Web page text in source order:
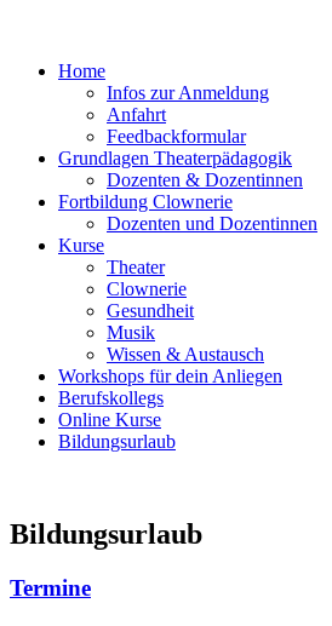
Home
Infos zur Anmeldung
Anfahrt
Feedbackformular
Grundlagen Theaterpädagogik
Dozenten & Dozentinnen
Fortbildung Clownerie
Dozenten und Dozentinnen
Kurse
Theater
Clownerie
Gesundheit
Musik
Wissen & Austausch
Workshops für dein Anliegen
Berufskollegs
Online Kurse
Bildungsurlaub
Bildungsurlaub
Termine